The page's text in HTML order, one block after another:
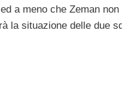
a meno che Zeman
la situazione delle due